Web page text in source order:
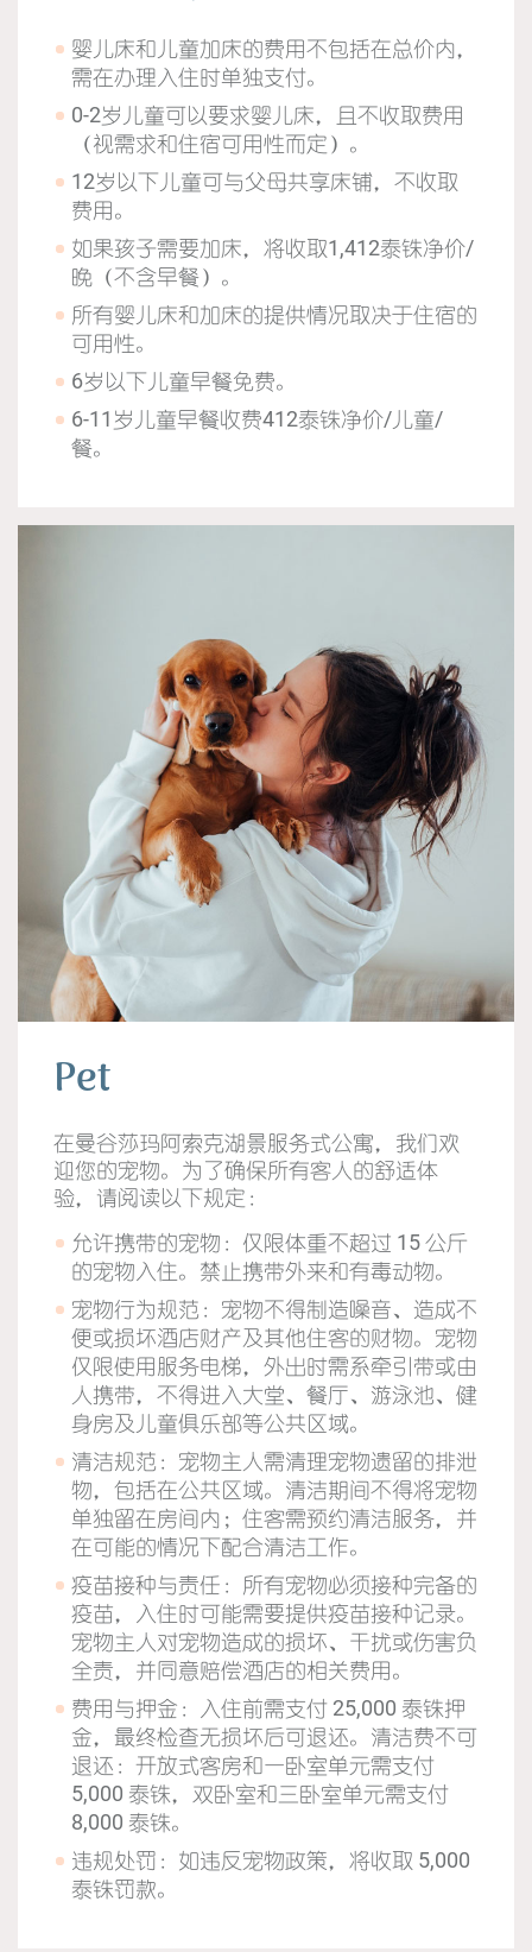
婴儿床和儿童加床的费用不包括在总价内，
需在办理入住时单独支付。
0-2岁儿童可以要求婴儿床，且不收取费用
（视需求和住宿可用性而定）。
12岁以下儿童可与父母共享床铺，不收取
费用。
如果孩子需要加床，将收取1,412泰铢净价/
晚（不含早餐）。
所有婴儿床和加床的提供情况取决于住宿的
可用性。
6岁以下儿童早餐免费。
6-11岁儿童早餐收费412泰铢净价/儿童/
餐。
Pet
在曼谷莎玛阿索克湖景服务式公寓，我们欢
迎您的宠物。为了确保所有客人的舒适体
验，请阅读以下规定：
允许携带的宠物：仅限体重不超过 15 公斤
的宠物入住。禁止携带外来和有毒动物。
宠物行为规范：宠物不得制造噪音、造成不
便或损坏酒店财产及其他住客的财物。宠物
仅限使用服务电梯，外出时需系牵引带或由
人携带，不得进入大堂、餐厅、游泳池、健
身房及儿童俱乐部等公共区域。
清洁规范：宠物主人需清理宠物遗留的排泄
物，包括在公共区域。清洁期间不得将宠物
单独留在房间内；住客需预约清洁服务，并
在可能的情况下配合清洁工作。
疫苗接种与责任：所有宠物必须接种完备的
疫苗，入住时可能需要提供疫苗接种记录。
宠物主人对宠物造成的损坏、干扰或伤害负
全责，并同意赔偿酒店的相关费用。
费用与押金：入住前需支付 25,000 泰铢押
金，最终检查无损坏后可退还。清洁费不可
退还：开放式客房和一卧室单元需支付
5,000 泰铢，双卧室和三卧室单元需支付
8,000 泰铢。
违规处罚：如违反宠物政策，将收取 5,000
泰铢罚款。